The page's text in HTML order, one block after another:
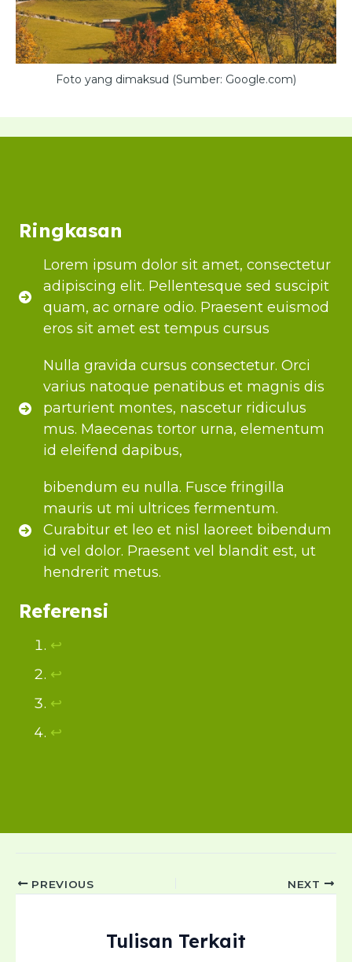
Foto yang dimaksud (Sumber: Google.com)
Ringkasan
Lorem ipsum dolor sit amet, consectetur
adipiscing elit. Pellentesque sed suscipit
quam, ac ornare odio. Praesent euismod
eros sit amet est tempus cursus
Nulla gravida cursus consectetur. Orci
varius natoque penatibus et magnis dis
parturient montes, nascetur ridiculus
mus. Maecenas tortor urna, elementum
id eleifend dapibus,
bibendum eu nulla. Fusce fringilla
mauris ut mi ultrices fermentum.
Curabitur et leo et nisl laoreet bibendum
id vel dolor. Praesent vel blandit est, ut
hendrerit metus.
Referensi
↩︎
↩︎
↩︎
↩︎
Post
PREVIOUS NEXT
Tulisan Terkait